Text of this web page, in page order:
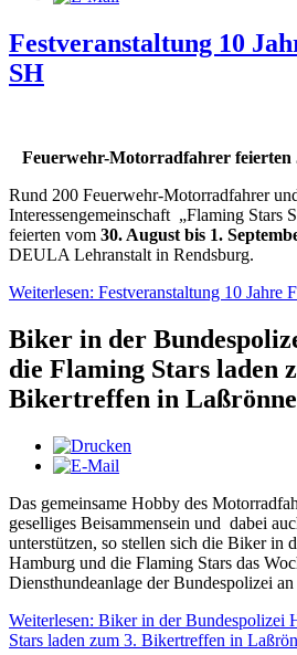
Festveranstaltung 10
SH
Feuerwehr-Motorradfahrer feierten
Rund 200 Feuerwehr-Motorradfahrer
Interessengemeinschaft „Flaming Stars
feierten vom 30. August bis 1.
DEULA Lehranstalt in Rendsburg.
Weiterlesen: Festveranstaltung 10 Jahre
Biker in der
die Flaming Stars laden
Bikertreffen in
Das gemeinsame Hobby des
geselliges Beisammensein und dabei
unterstützen, so stellen sich die Biker in
Hamburg und die Flaming Stars das
Diensthundeanlage der Bundespolizei
Weiterlesen: Biker in der Bundespolizei
Stars laden zum 3. Bikertreffen in